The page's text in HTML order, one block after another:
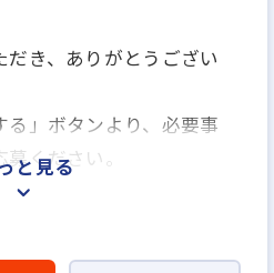
き、ありがとうござい
る」ボタンより、必要事
ください。
ントリー
と見る